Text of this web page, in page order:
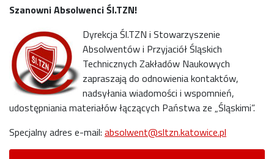
Szanowni Absolwenci Śl.TZN!
Dyrekcja Śl.TZN i Stowarzyszenie
Absolwentów i Przyjaciół Śląskich
Technicznych Zakładów Naukowych
zapraszają do odnowienia kontaktów,
nadsyłania wiadomości i wspomnień,
udostępniania materiałów łączących Państwa ze „Śląskimi”.
Specjalny adres e-mail: absolwent@sltzn.katowice.pl